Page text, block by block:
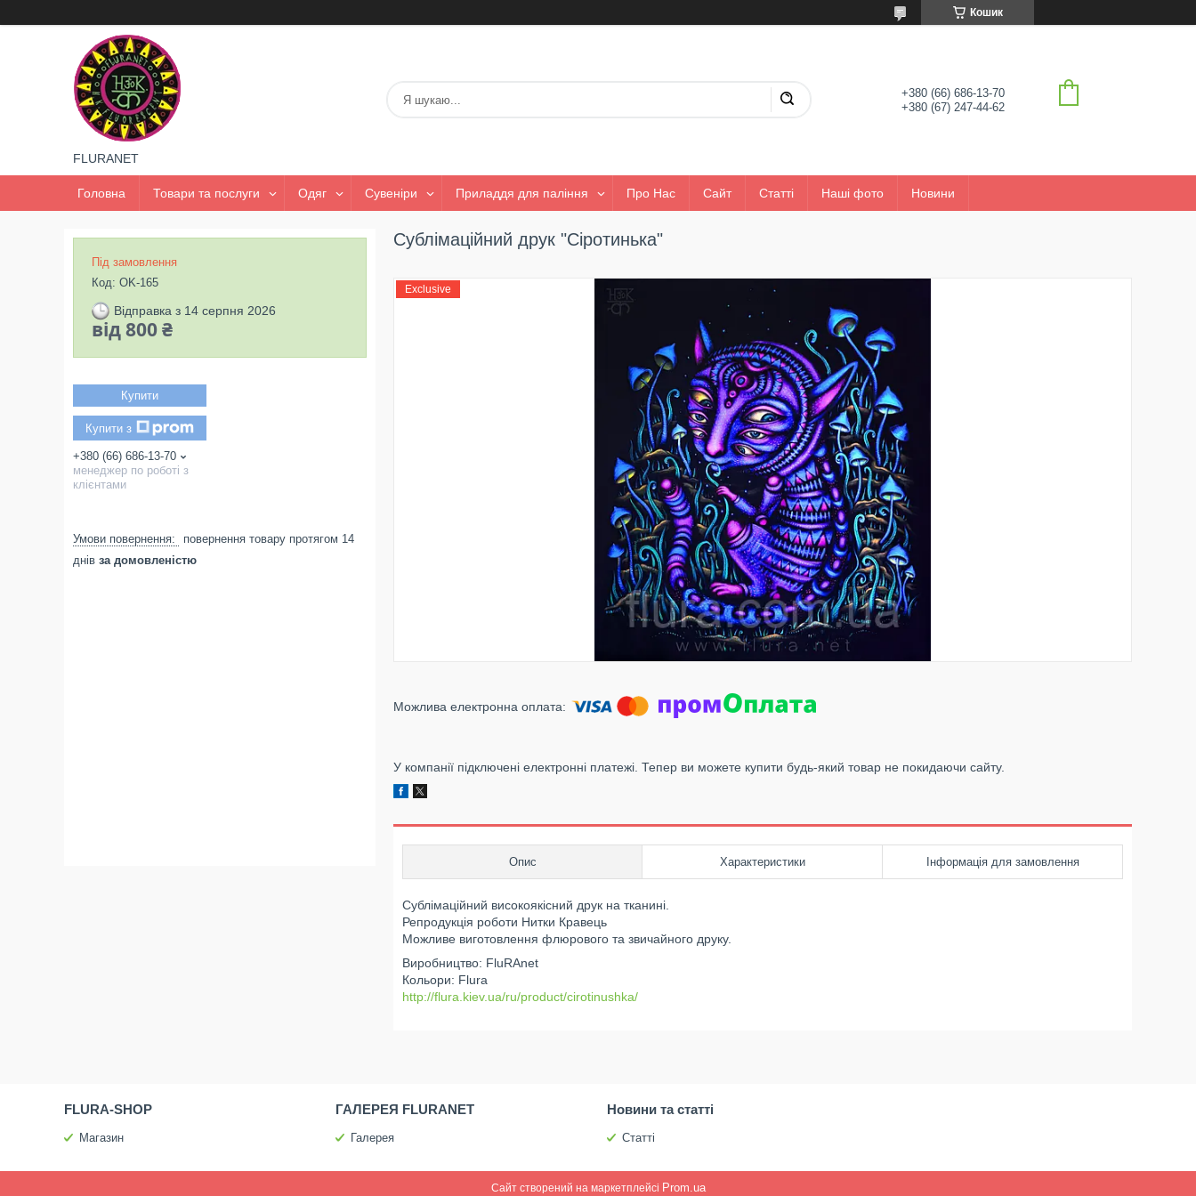
Кошик
FLURANET
+380 (66) 686-13-70
+380 (67) 247-44-62
Головна Товари та послуги Одяг Сувеніри Приладдя для паління Про Нас Сайт Статті Наші фото Новини
Сублімаційний друк "Cіротинька"
Exclusive
У компанії підключені електронні платежі. Тепер ви можете купити будь-який товар не покидаючи сайту.
Опис Характеристики Інформація для замовлення
Сублімаційний високоякісний друк на тканині.
Репродукція роботи Нитки Кравець
Можливе виготовлення флюрового та звичайного друку.
Виробництво: FluRAnet
Кольори: Flura
http://flura.kiev.ua/ru/product/cirotinushka/
Під замовлення
Код: OK-165
Відправка з 14 серпня 2026
від800 ₴
Купити
Купити з
+380 (66) 686-13-70
менеджер по роботі з
клієнтами
повернення товару протягом 14
днів за домовленістю
FLURA-SHOP
Магазин
ГАЛЕРЕЯ FLURANET
Галерея
Новини та статті
Статті
Сайт створений на маркетплейсі Prom.ua